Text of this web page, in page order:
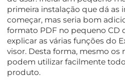
primeira instalação que dá as
começar, mas seria bom
formato PDF no pequeno CD
explicar as várias funções do
visor. Desta forma, mesmo os
podem utilizar facilmente
produto.